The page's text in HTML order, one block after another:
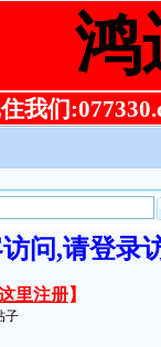
鸿
我们
访问,请登
里注册】
子